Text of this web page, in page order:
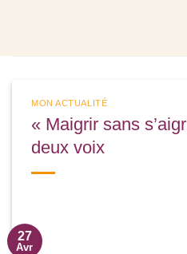
MON ACTUALITÉ
« Maigrir sans
deux voix
27
Avr